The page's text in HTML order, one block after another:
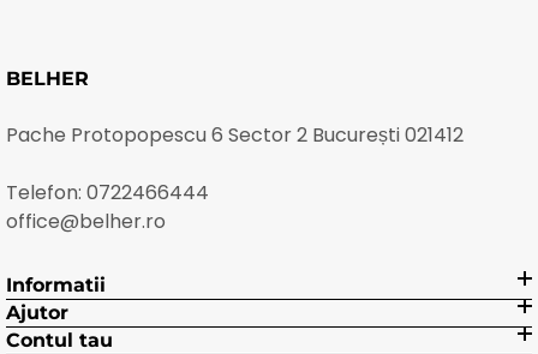
BELHER
Pache Protopopescu 6 Sector 2 București 021412
Telefon: 0722466444
office@belher.ro
Informatii
Ajutor
Contul tau